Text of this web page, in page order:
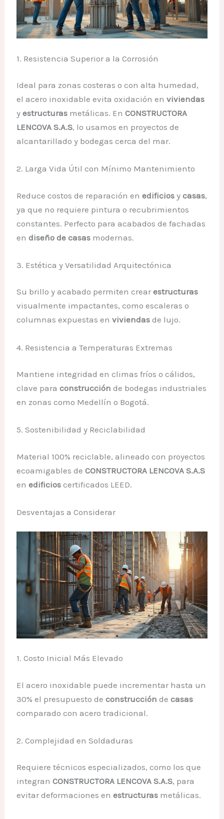
1. Resistencia Superior a la Corrosión
Ideal para zonas costeras o con alta humedad,
el acero inoxidable evita oxidación enviviendas
yestructuras metálicas. EnCONSTRUCTORA
LENCOVA S.A.S, lo usamos en proyectos de
alcantarillado y bodegas cerca del mar.
2. Larga Vida Útil con Mínimo Mantenimiento
Reduce costos de reparación enedificios ycasas,
ya que no requiere pintura o recubrimientos
constantes. Perfecto para acabados de fachadas
endiseño de casas modernas.
3. Estética y Versatilidad Arquitectónica
Su brillo y acabado permiten crearestructuras
visualmente impactantes, como escaleras o
columnas expuestas enviviendas de lujo.
4. Resistencia a Temperaturas Extremas
Mantiene integridad en climas fríos o cálidos,
clave paraconstrucción de bodegas industriales
en zonas como Medellín o Bogotá.
5. Sostenibilidad y Reciclabilidad
Material 100% reciclable, alineado con proyectos
ecoamigables deCONSTRUCTORA LENCOVA S.A.S
enedificios certificados LEED.
Desventajas a Considerar
1. Costo Inicial Más Elevado
El acero inoxidable puede incrementar hasta un
30% el presupuesto deconstrucción decasas
comparado con acero tradicional.
2. Complejidad en Soldaduras
Requiere técnicos especializados, como los que
integranCONSTRUCTORA LENCOVA S.A.S, para
evitar deformaciones enestructuras metálicas.